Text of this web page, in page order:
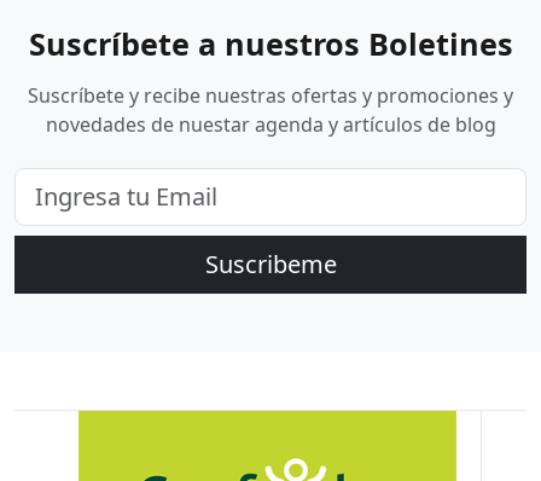
Suscríbete a nuestros Boletines
Suscríbete y recibe nuestras ofertas y promociones y
novedades de nuestar agenda y artículos de blog
Suscribeme